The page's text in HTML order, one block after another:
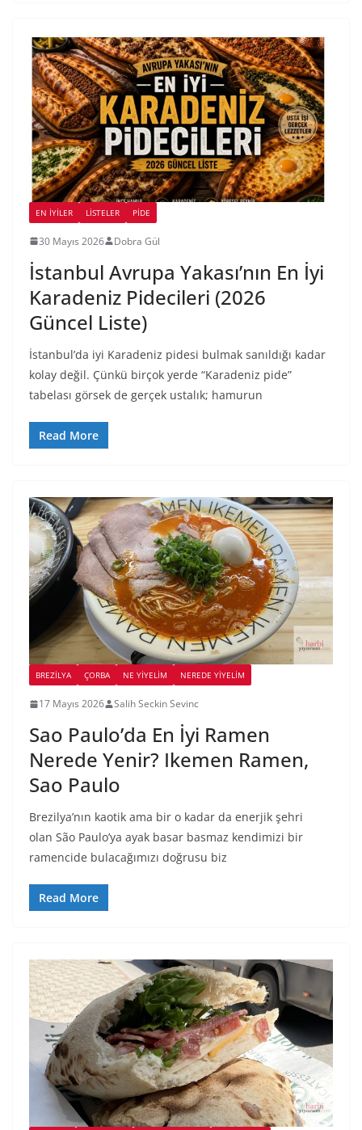
EN İYILER LİSTELER PIDE
30 Mayıs 2026 Dobra Gül
İstanbul Avrupa Yakası’nın En İyi
Karadeniz Pidecileri (2026
Güncel Liste)
İstanbul’da iyi Karadeniz pidesi bulmak sanıldığı kadar
kolay değil. Çünkü birçok yerde “Karadeniz pide”
tabelası görsek de gerçek ustalık; hamurun
Read More
BREZILYA ÇORBA NE YİYELİM NEREDE YİYELİM
17 Mayıs 2026 Salih Seckin Sevinc
Sao Paulo’da En İyi Ramen
Nerede Yenir? Ikemen Ramen,
Sao Paulo
Brezilya’nın kaotik ama bir o kadar da enerjik şehri
olan São Paulo’ya ayak basar basmaz kendimizi bir
ramencide bulacağımızı doğrusu biz
Read More